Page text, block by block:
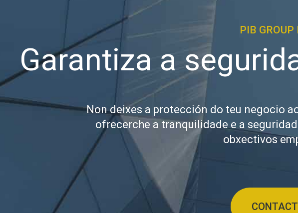
PIB GROUP
Garantiza a
Non deixes a protección do teu negocio
ofrecerche a tranquilidade e a
obxectivos